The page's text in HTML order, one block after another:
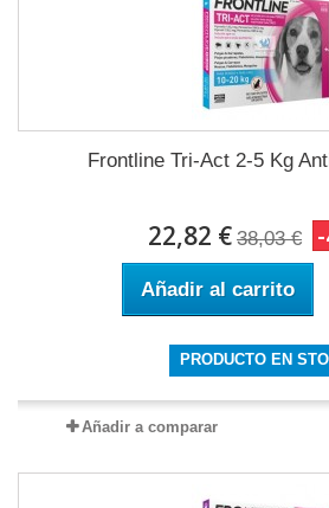
Frontline Tri-Act 2-5 Kg
22,82 € 38,03 €
Añadir al carrito
PRODUCTO EN
Añadir a comparar